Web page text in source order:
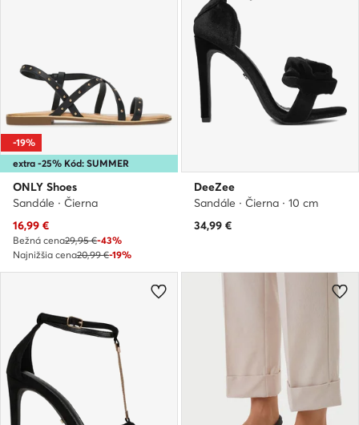
extra -25% Kód: SUMMER
-19%
ONLY Shoes
Sandále · Čierna
Aktuálna cena
16,99 €
Bežná cena29,95 €-43%
Najnižšia cena20,99 €-19%
DeeZee
Sandále · Čierna · 10 cm
34,99 €